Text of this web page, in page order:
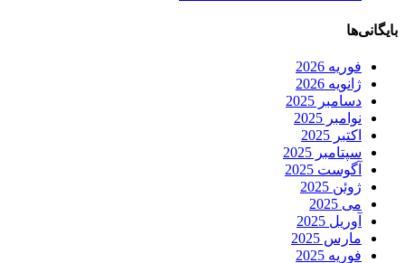
بایگانی‌ها
فوریه 2026
ژانویه 2026
دسامبر 2025
نوامبر 2025
اکتبر 2025
سپتامبر 2025
آگوست 2025
ژوئن 2025
می 2025
آوریل 2025
مارس 2025
فوریه 2025